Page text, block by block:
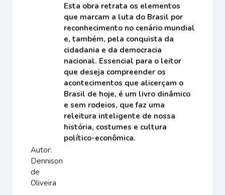
Esta obra retrata os elementos
que marcam a luta do Brasil por
reconhecimento no cenário mundial
e, também, pela conquista da
cidadania e da democracia
nacional. Essencial para o leitor
que deseja compreender os
acontecimentos que alicerçam o
Brasil de hoje, é um livro dinâmico
e sem rodeios, que faz uma
releitura inteligente de nossa
história, costumes e cultura
político-econômica.
Autor:
Dennison
de
Oliveira